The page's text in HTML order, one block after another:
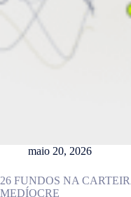
maio 20, 2026
26 FUNDOS NA
MEDÍOCRE